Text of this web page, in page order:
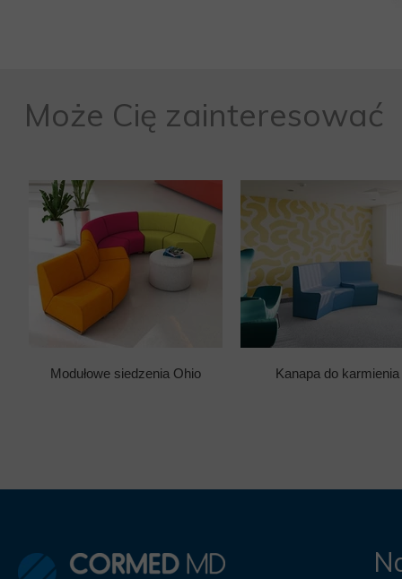
Modułowe siedzenia Ohio Kanapa do karmienia
Może Cię zainteresować